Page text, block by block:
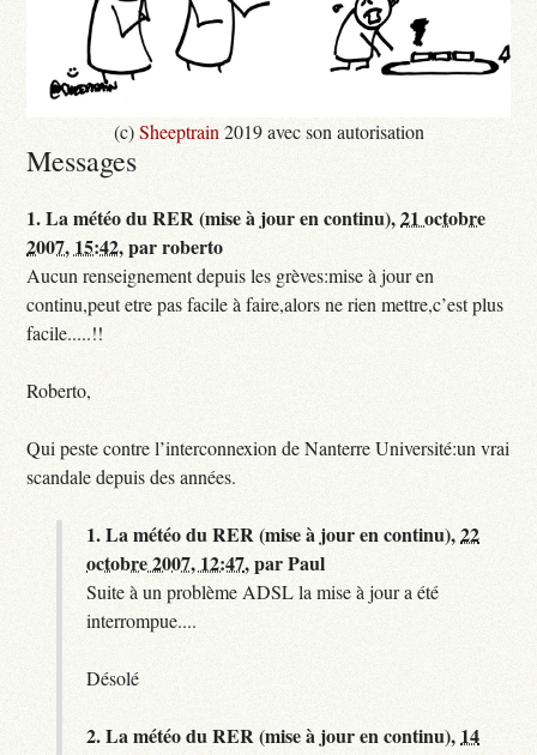
(c)Sheeptrain 2019 avec son autorisation
Messages
1.La météo du RER (mise à jour en continu),21 octobre
2007, 15:42,parroberto
Aucun renseignement depuis les grèves:mise à jour en
continu,peut etre pas facile à faire,alors ne rien mettre,c’est plus
facile.....!!
Roberto,
Qui peste contre l’interconnexion de Nanterre Université:un vrai
scandale depuis des années.
1.La météo du RER (mise à jour en continu),22
octobre 2007, 12:47,parPaul
Suite à un problème ADSL la mise à jour a été
interrompue....
Désolé
2.La météo du RER (mise à jour en continu), 14